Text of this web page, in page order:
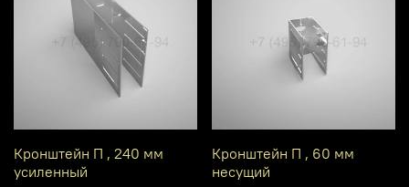
Кронштейн П , 240 мм
усиленный
Кронштейн П , 60 мм
несущий